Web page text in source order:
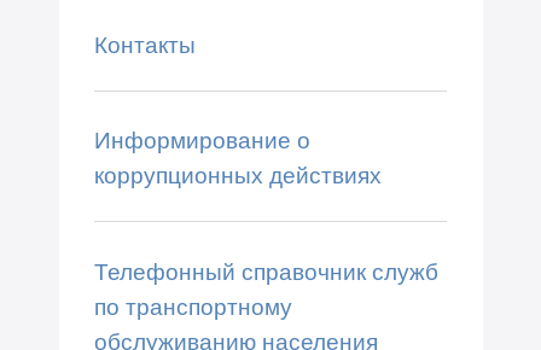
Контакты
Информирование о
коррупционных действиях
Телефонный справочник служб
по транспортному
обслуживанию населения